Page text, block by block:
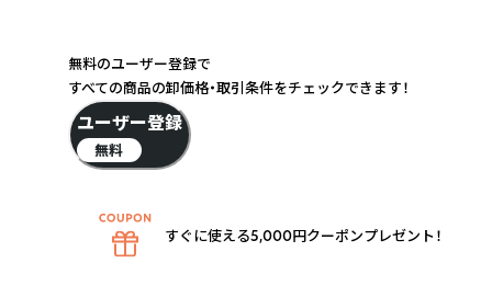
無料のユーザー登録で
すべての商品の卸価格・取引条件をチェックできます！
ユーザー登録
無料
すぐに使える5,000円クーポンプレゼント！